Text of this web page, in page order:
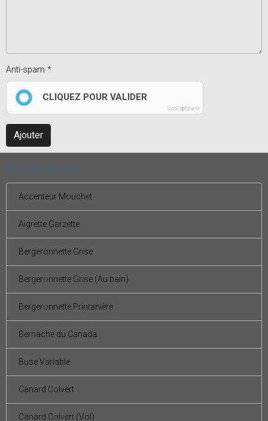
Anti-spam
CLIQUEZ POUR VALIDER
IconCaptcha ©
Ajouter
Passion Oiseaux
Accenteur Mouchet
Aigrette Garzette
Bergeronnette Grise
Bergeronnette Grise (Au bain)
Bergeronnette Printanière
Bernache du Canada
Buse Variable
Canard Colvert
Canard Colvert (Vol)